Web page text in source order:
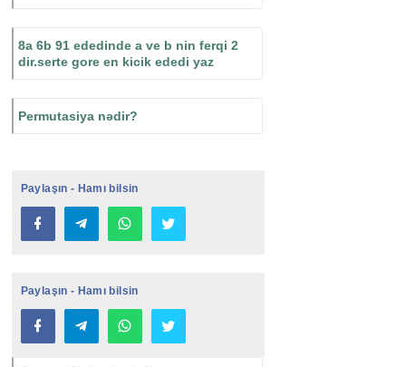
8a 6b 91 ededinde a ve b nin ferqi 2
dir.serte gore en kicik ededi yaz
Permutasiya nədir?
Paylaşın - Hamı bilsin
Paylaşın - Hamı bilsin